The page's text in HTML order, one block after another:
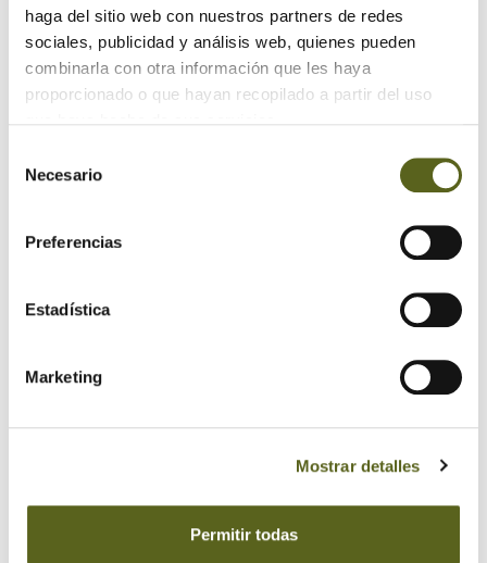
haga del sitio web con nuestros partners de redes
sociales, publicidad y análisis web, quienes pueden
combinarla con otra información que les haya
proporcionado o que hayan recopilado a partir del uso
Necesario
Preferencias
Estadística
Marketing
Mostrar detalles
Permitir todas